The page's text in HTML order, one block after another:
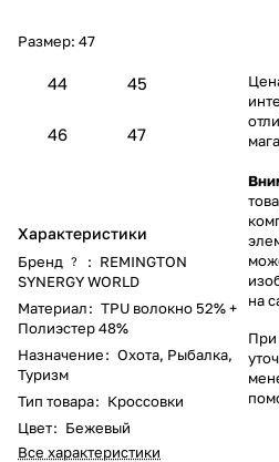
Размер: 47
44 45
46 47
Характеристики
Бренд ? : REMINGTON
SYNERGY WORLD
Материал: TPU волокно 52% +
Полиэстер 48%
Назначение: Охота, Рыбалка,
Туризм
Тип товара: Кроссовки
Цвет: Бежевый
Все характеристики
на
При